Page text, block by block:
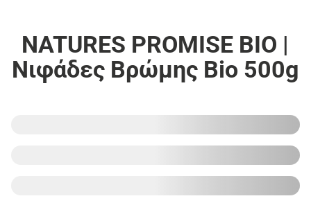
NATURES PROMISE BIO |
Νιφάδες Βρώμης Bio 500g